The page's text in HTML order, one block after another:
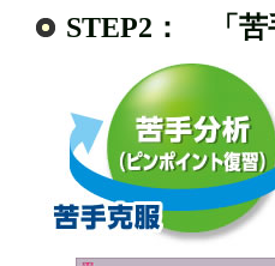
STEP2： 「苦